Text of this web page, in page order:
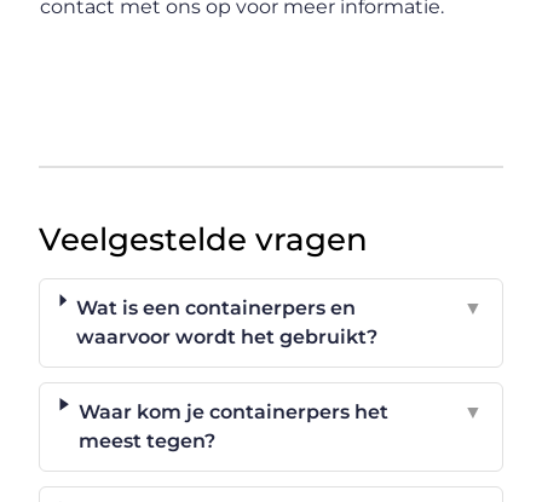
contact met ons op voor meer informatie.
Veelgestelde vragen
Wat is een containerpers en
waarvoor wordt het gebruikt?
▼
Waar kom je containerpers het
meest tegen?
▼